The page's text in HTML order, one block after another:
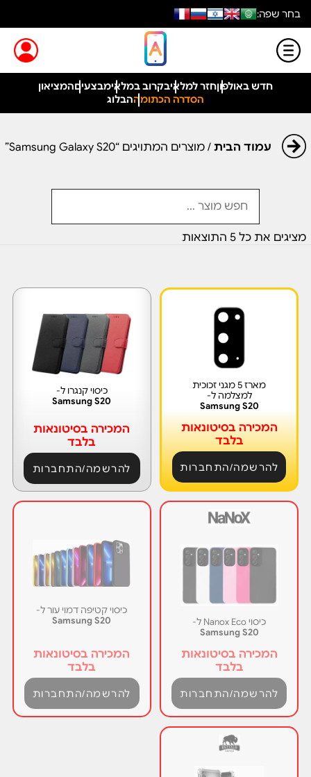
בחר שפה:
חדש באולפוןחזר למלאיבקרוב במלאימבצעיםהמציאון
הסדרה הכתומההבלוג
עמוד הבית/ מוצרים המתויגים “Samsung Galaxy S20”
מציגים את כל ⁦5⁩ התוצאות
כיסוי Nanox Eco ל-
Samsung S20
המכירה בסיטונאות
בלבד
להרשמה/התחברות
מארז 5 מגני זכוכית
למצלמה ל-
Samsung S20
המכירה בסיטונאות
בלבד
להרשמה/התחברות
כיסוי קטיפה דמוי עור ל-
Samsung S20
המכירה בסיטונאות
בלבד
להרשמה/התחברות
כיסוי קנגרו ל-
Samsung S20
המכירה בסיטונאות
בלבד
להרשמה/התחברות